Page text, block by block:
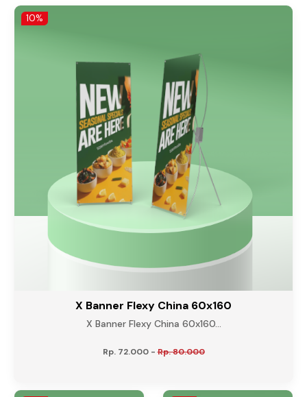
10%
X Banner Flexy China 60x160
X Banner Flexy China 60x160...
Rp. 72.000-Rp. 80.000